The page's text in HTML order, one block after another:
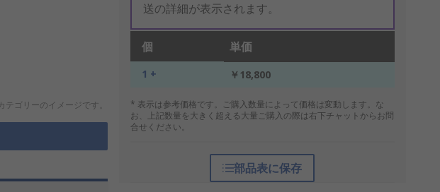
テゴリーのイメージです。
送の詳細が表示されます。
個 単価
1 + ￥18,800
* 表示は参考価格です。ご購入数量によって価格は変動します。な
お、上記数量を大きく超える大量ご購入の際は右下チャットからお問
合せください。
部品表に保存